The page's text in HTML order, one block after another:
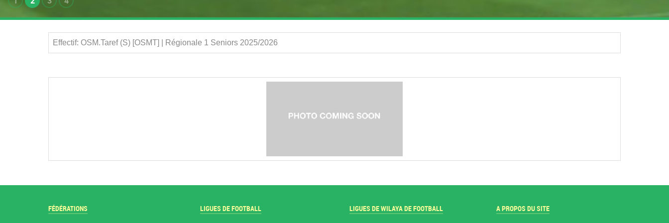
Effectif: OSM.Taref (S) [OSMT] | Régionale 1 Seniors 2025/2026
FÉDÉRATIONS LIGUES DE FOOTBALL LIGUES DE WILAYA DE FOOTBALL A PROPOS DU SITE